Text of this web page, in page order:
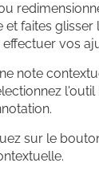
et faites glisser
vos
note
sur le